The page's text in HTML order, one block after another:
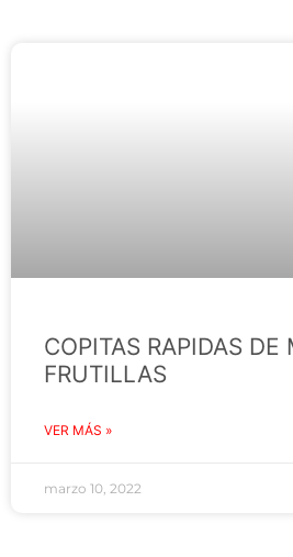
COPITAS RAPIDAS DE
FRUTILLAS
VER MÁS »
marzo 10, 2022